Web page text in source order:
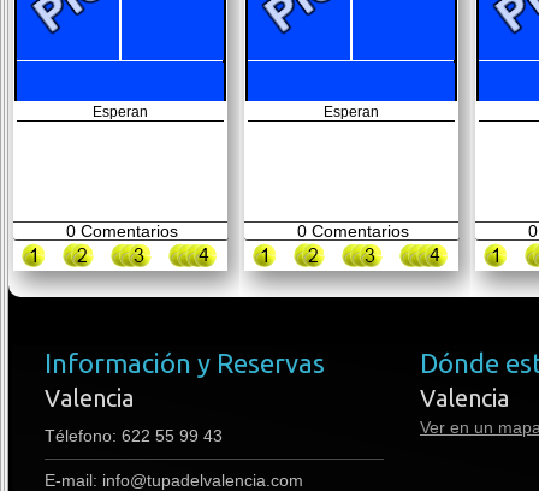
Esperan
0Comentarios
Esperan
0Comentarios 0
Información y Reservas
Valencia
Télefono: 622 55 99 43
E-mail: info@tupadelvalencia.com
Dónde
Valencia
Ver en un